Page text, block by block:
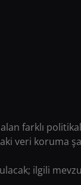
farklı
veri koruma
ilgili